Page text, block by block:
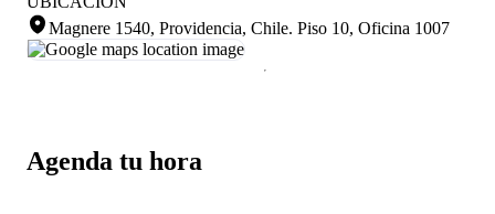
Agenda tu hora
Magnere 1540, Providencia, Chile. Piso 10, Oficina 1007